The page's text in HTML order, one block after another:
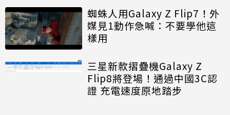
蜘蛛人用Galaxy Z Flip7！外
媒見1動作急喊：不要學他這
樣用
三星新款摺疊機Galaxy Z
Flip8將登場！通過中國3C認
證 充電速度原地踏步